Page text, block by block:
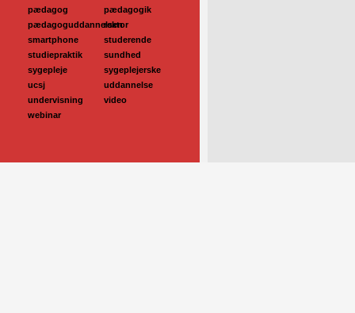
pædagog
pædagogik
pædagoguddannelsen
rektor
smartphone
studerende
studiepraktik
sundhed
sygepleje
sygeplejerske
ucsj
uddannelse
undervisning
video
webinar